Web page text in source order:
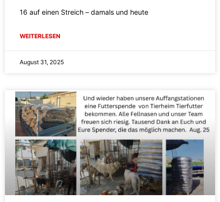
16 auf einen Streich – damals und heute
WEITERLESEN
August 31, 2025